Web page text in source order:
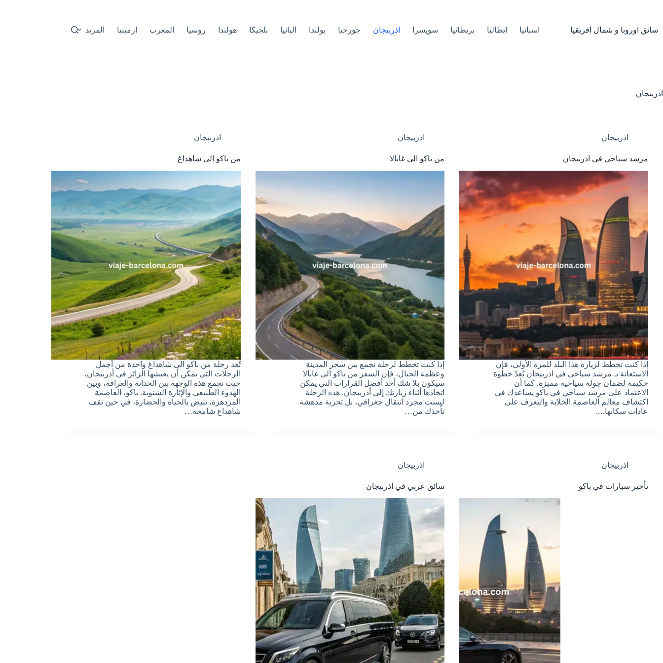
سائق اوروبا و شمال افريقيا اسبانيا ايطاليا بريطانيا سويسرا اذربيجان جورجيا بولندا البانيا بلجيكا هولندا روسيا المغرب ارمينيا المزيد
اذربيجان
اذربيجان
مرشد سياحي في اذربيجان
إذا كنت تخطط لزيارة هذا البلد للمرة الأولى، فإن
الاستعانة بـ مرشد سياحي في اذربيجان يُعدّ خطوة
حكيمة لضمان جولة سياحية مميزة. كما أن
الاعتماد على مرشد سياحي في باكو يساعدك في
اكتشاف معالم العاصمة الخلابة والتعرف على
عادات سكانها.…
اذربيجان
من باكو الى غابالا
إذا كنت تخطط لرحلة تجمع بين سحر المدينة
وعظمة الجبال، فإن السفر من باكو الى غابالا
سيكون بلا شك أحد أفضل القرارات التي يمكن
اتخاذها أثناء زيارتك إلى أذربيجان. هذه الرحلة
ليست مجرد انتقال جغرافي، بل تجربة مدهشة
تأخذك من…
اذربيجان
من باكو الى شاهداغ
تُعد رحلة من باكو الى شاهداغ واحدة من أجمل
الرحلات التي يمكن أن يعيشها الزائر في أذربيجان،
حيث تجمع هذه الوجهة بين الحداثة والعراقة، وبين
الهدوء الطبيعي والإثارة الشتوية. باكو، العاصمة
المزدهرة، تنبض بالحياة والحضارة، في حين تقف
شاهداغ شامخة…
اذربيجان
تأجير سيارات في باكو
اذربيجان
سائق عربي في اذربيجان